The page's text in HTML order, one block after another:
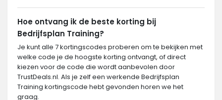
Hoe ontvang ik de beste korting bij
Bedrijfsplan Training?
Je kunt alle 7 kortingscodes proberen om te bekijken met
welke code je de hoogste korting ontvangt, of direct
kiezen voor de code die wordt aanbevolen door
TrustDeals.nl. Als je zelf een werkende Bedrijfsplan
Training kortingscode hebt gevonden horen we het
graag.